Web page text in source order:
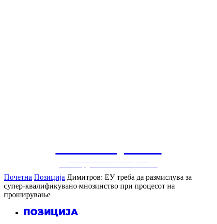
Почетна Позиција Димитров: ЕУ треба да размислува за
супер-квалификувано мнозинство при процесот на
проширување
ПОЗИЦИЈА